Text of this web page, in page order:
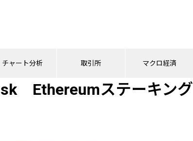
チャート分析 取引所 マクロ経済
Ethereumステーキング